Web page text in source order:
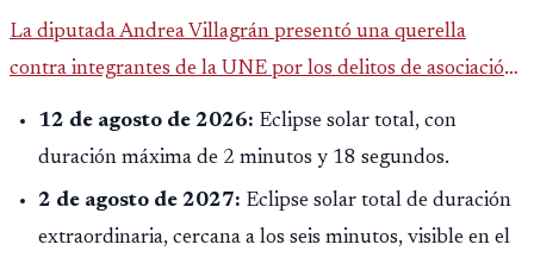
La diputada Andrea Villagrán presentó una querella
contra integrantes de la UNE por los delitos de asociación
ilícita, terrorismo y sedición.
12 de agosto de 2026: Eclipse solar total, con
duración máxima de 2 minutos y 18 segundos.
2 de agosto de 2027: Eclipse solar total de duración
extraordinaria, cercana a los seis minutos, visible en el